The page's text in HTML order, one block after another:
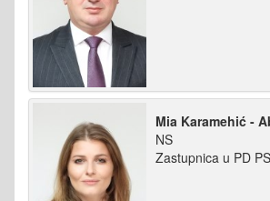
Mia Karamehić -
NS
Zastupnica u PD